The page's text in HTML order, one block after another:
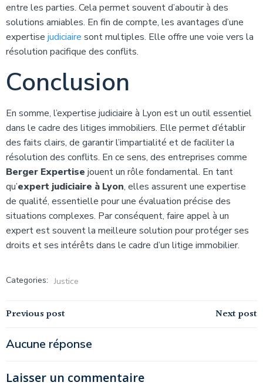
entre les parties. Cela permet souvent d’aboutir à des
solutions amiables. En fin de compte, les avantages d’une
expertise judiciaire sont multiples. Elle offre une voie vers la
résolution pacifique des conflits.
Conclusion
En somme, l’expertise judiciaire à Lyon est un outil essentiel
dans le cadre des litiges immobiliers. Elle permet d’établir
des faits clairs, de garantir l’impartialité et de faciliter la
résolution des conflits. En ce sens, des entreprises comme
Berger Expertise jouent un rôle fondamental. En tant
qu’expert judiciaire à Lyon, elles assurent une expertise
de qualité, essentielle pour une évaluation précise des
situations complexes. Par conséquent, faire appel à un
expert est souvent la meilleure solution pour protéger ses
droits et ses intérêts dans le cadre d’un litige immobilier.
Categories: Justice
Navigation
de
l’article
Previous post Navigation
l’article
Next post
Aucune réponse
Laisser un commentaire